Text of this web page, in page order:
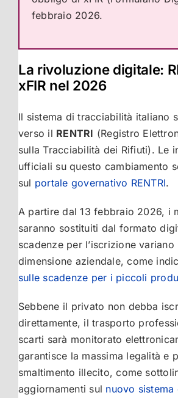
febbraio 2026.
La rivoluzione digitale:
xFIR nel 2026
Il sistema di tracciabilità italiano
verso il RENTRI (Registro
sulla Tracciabilità dei Rifiuti). Le
ufficiali su questo cambiamento
sul portale governativo RENTRI.
A partire dal 13 febbraio 2026, i
saranno sostituiti dal formato
scadenze per l’iscrizione variano
dimensione aziendale, come
sulle scadenze per i piccoli
Sebbene il privato non debba
direttamente, il trasporto
scarti sarà monitorato
garantisce la massima legalità e
smaltimento illecito, come
aggiornamenti sul nuovo